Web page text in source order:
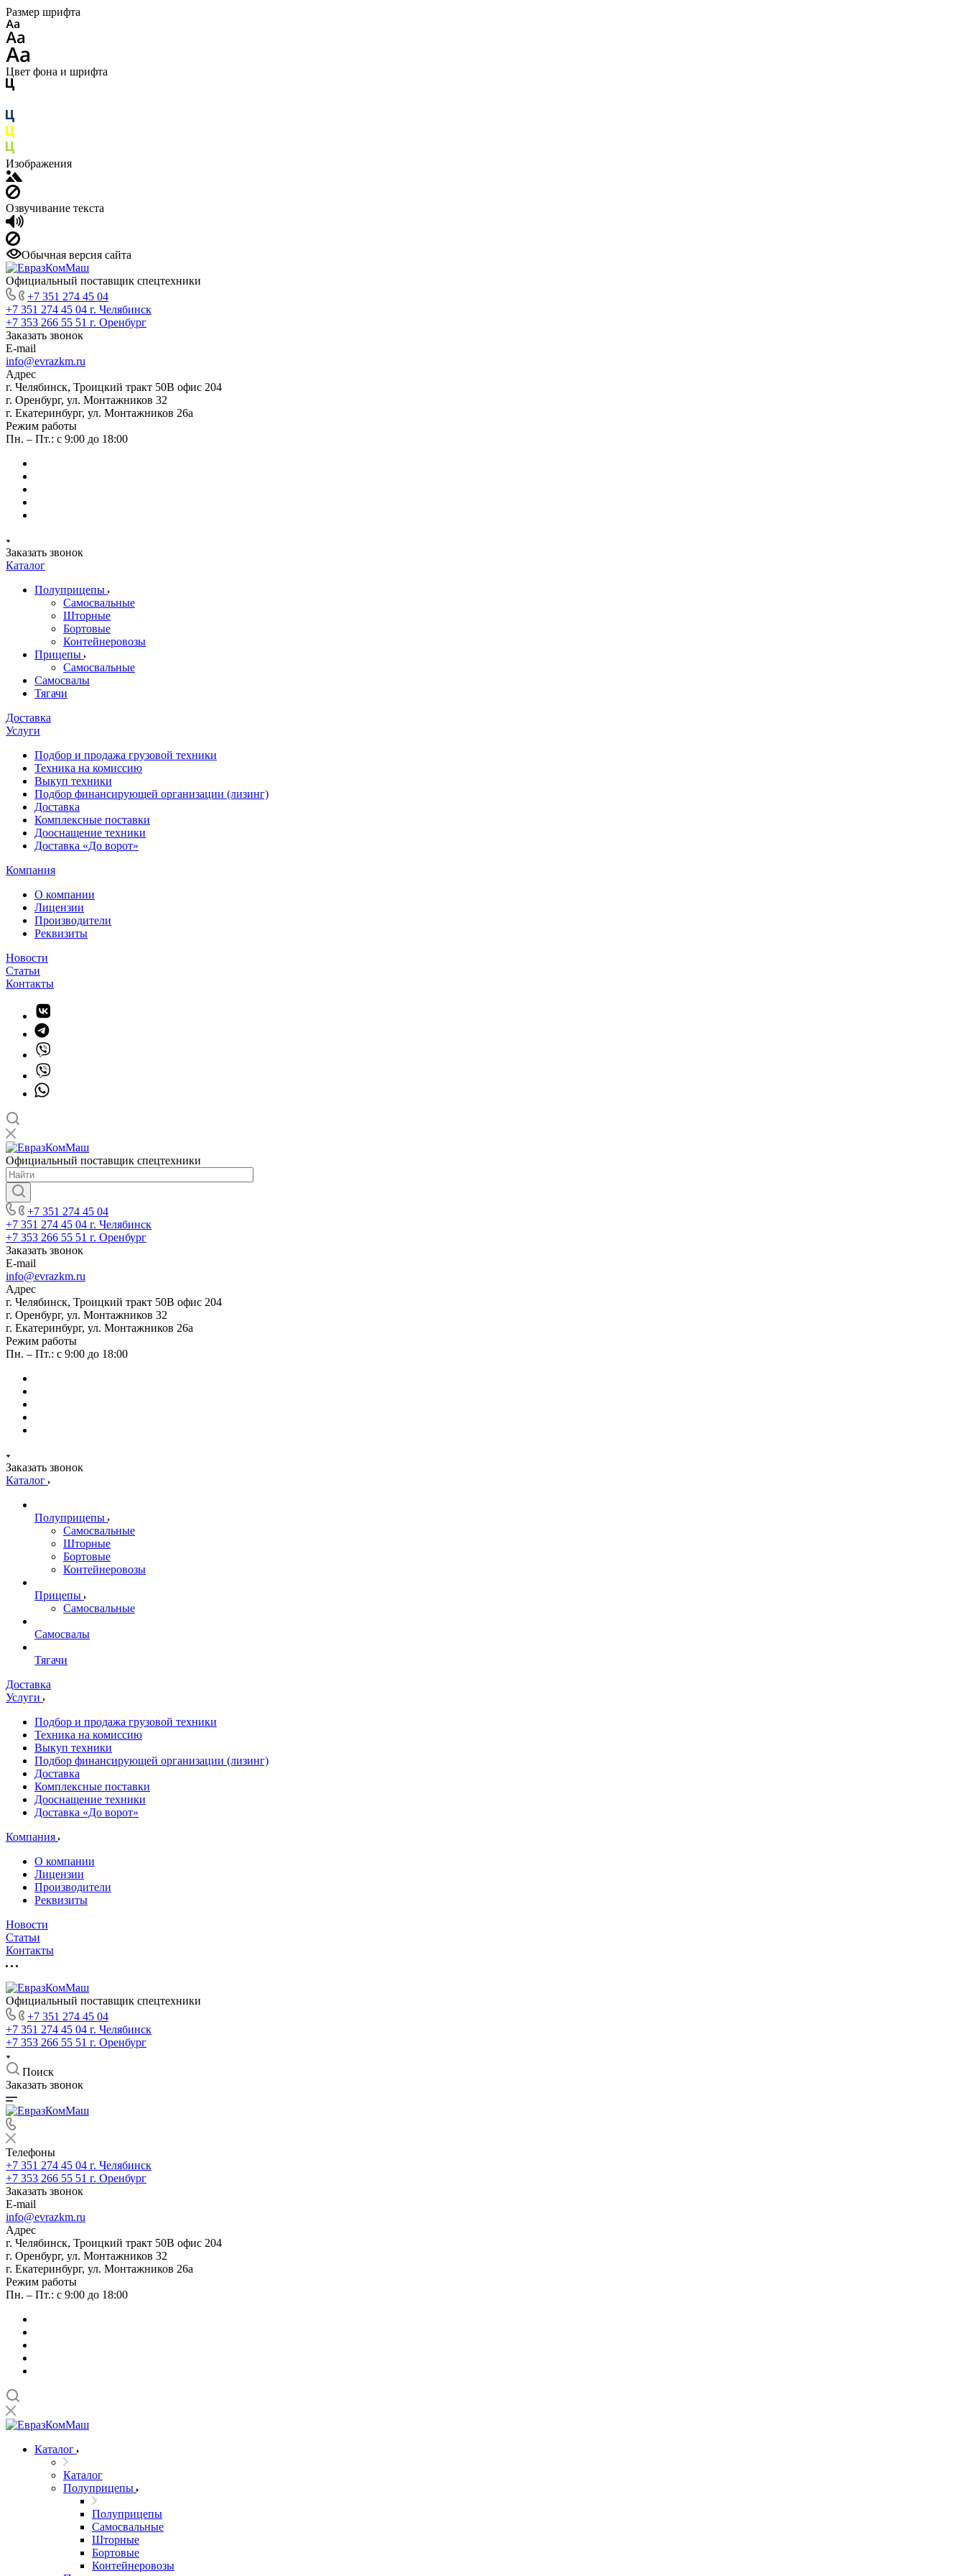
Размер шрифта
Цвет фона и шрифта
Изображения
Озвучивание текста
Обычная версия сайта
Официальный поставщик спецтехники
+7 351 274 45 04
+7 351 274 45 04 г. Челябинск
+7 353 266 55 51 г. Оренбург
Заказать звонок
E-mail
info@evrazkm.ru
Адрес
г. Челябинск, Троицкий тракт 50В офис 204
г. Оренбург, ул. Монтажников 32
г. Екатеринбург, ул. Монтажников 26а
Режим работы
Пн. – Пт.: с 9:00 до 18:00
Заказать звонок
Каталог
Полуприцепы
Самосвальные
Шторные
Бортовые
Контейнеровозы
Прицепы
Самосвальные
Самосвалы
Тягачи
Доставка
Услуги
Подбор и продажа грузовой техники
Техника на комиссию
Выкуп техники
Подбор финансирующей организации (лизинг)
Доставка
Комплексные поставки
Дооснащение техники
Доставка «До ворот»
Компания
О компании
Лицензии
Производители
Реквизиты
Новости
Статьи
Контакты
Официальный поставщик спецтехники
+7 351 274 45 04
+7 351 274 45 04 г. Челябинск
+7 353 266 55 51 г. Оренбург
Заказать звонок
E-mail
info@evrazkm.ru
Адрес
г. Челябинск, Троицкий тракт 50В офис 204
г. Оренбург, ул. Монтажников 32
г. Екатеринбург, ул. Монтажников 26а
Режим работы
Пн. – Пт.: с 9:00 до 18:00
Заказать звонок
Каталог
Полуприцепы
Самосвальные
Шторные
Бортовые
Контейнеровозы
Прицепы
Самосвальные
Самосвалы
Тягачи
Доставка
Услуги
Подбор и продажа грузовой техники
Техника на комиссию
Выкуп техники
Подбор финансирующей организации (лизинг)
Доставка
Комплексные поставки
Дооснащение техники
Доставка «До ворот»
Компания
О компании
Лицензии
Производители
Реквизиты
Новости
Статьи
Контакты
Официальный поставщик спецтехники
+7 351 274 45 04
+7 351 274 45 04 г. Челябинск
+7 353 266 55 51 г. Оренбург
Поиск
Заказать звонок
Телефоны
+7 351 274 45 04 г. Челябинск
+7 353 266 55 51 г. Оренбург
Заказать звонок
E-mail
info@evrazkm.ru
Адрес
г. Челябинск, Троицкий тракт 50В офис 204
г. Оренбург, ул. Монтажников 32
г. Екатеринбург, ул. Монтажников 26а
Режим работы
Пн. – Пт.: с 9:00 до 18:00
Каталог
Каталог
Полуприцепы
Полуприцепы
Самосвальные
Шторные
Бортовые
Контейнеровозы